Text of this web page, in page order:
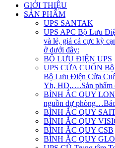
GIỚI THIỆU
SẢN PHẨM
UPS SANTAK
UPS APC Bộ Lưu
và lẻ, giá cả cực kỳ
ở dưới đây:
BỘ LƯU ĐIỆN UPS
UPS CỬA CUỐN Bộ
Bộ Lưu Điện Cửa
Yh, HD,….Sản phẩm
BÌNH ẮC QUY
nguồn dự
BÌNH ẮC QUY
BÌNH ẮC QUY
BÌNH ẮC QUY CSB
BÌNH ẮC QUY